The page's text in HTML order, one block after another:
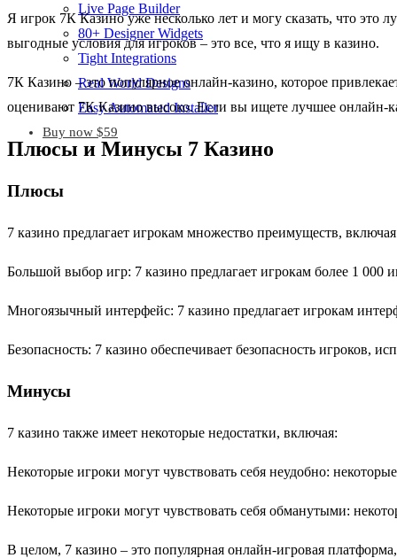
Live Page Builder
80+ Designer Widgets
Tight Integrations
Real World Designs
Easy Automated Installer
Buy now $59
Я игрок 7К Казино уже несколько лет и могу сказать, что это
выгодные условия для игроков – это все, что я ищу в казино.
7К Казино – это популярное онлайн-казино, которое
оценивают 7К Казино высоко. Если вы ищете лучшее онлайн-
Плюсы и Минусы 7 Казино
Плюсы
7 казино предлагает игрокам множество преимуществ,
Большой выбор игр: 7 казино предлагает игрокам более 1 000
Многоязычный интерфейс: 7 казино предлагает игрокам
Безопасность: 7 казино обеспечивает безопасность игроков,
Минусы
7 казино также имеет некоторые недостатки, включая:
Некоторые игроки могут чувствовать себя неудобно:
Некоторые игроки могут чувствовать себя обманутыми:
В целом, 7 казино – это популярная онлайн-игровая